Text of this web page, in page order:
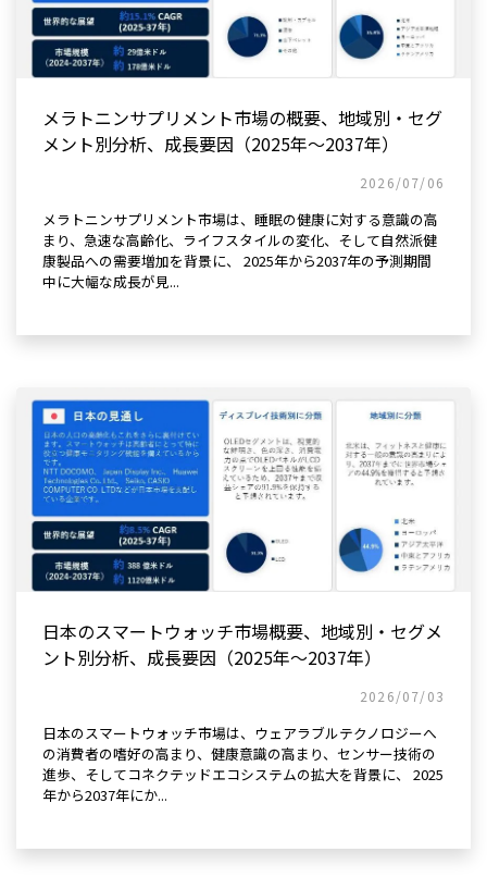
メラトニンサプリメント市場の概要、地域別・セグ
メント別分析、成長要因（2025年～2037年）
2026/07/06
メラトニンサプリメント市場は、睡眠の健康に対する意識の高
まり、急速な高齢化、ライフスタイルの変化、そして自然派健
康製品への需要増加を背景に、 2025年から2037年の予測期間
中に大幅な成長が見...
日本のスマートウォッチ市場概要、地域別・セグメ
ント別分析、成長要因（2025年～2037年）
2026/07/03
日本のスマートウォッチ市場は、ウェアラブルテクノロジーへ
の消費者の嗜好の高まり、健康意識の高まり、センサー技術の
進歩、そしてコネクテッドエコシステムの拡大を背景に、 2025
年から2037年にか...